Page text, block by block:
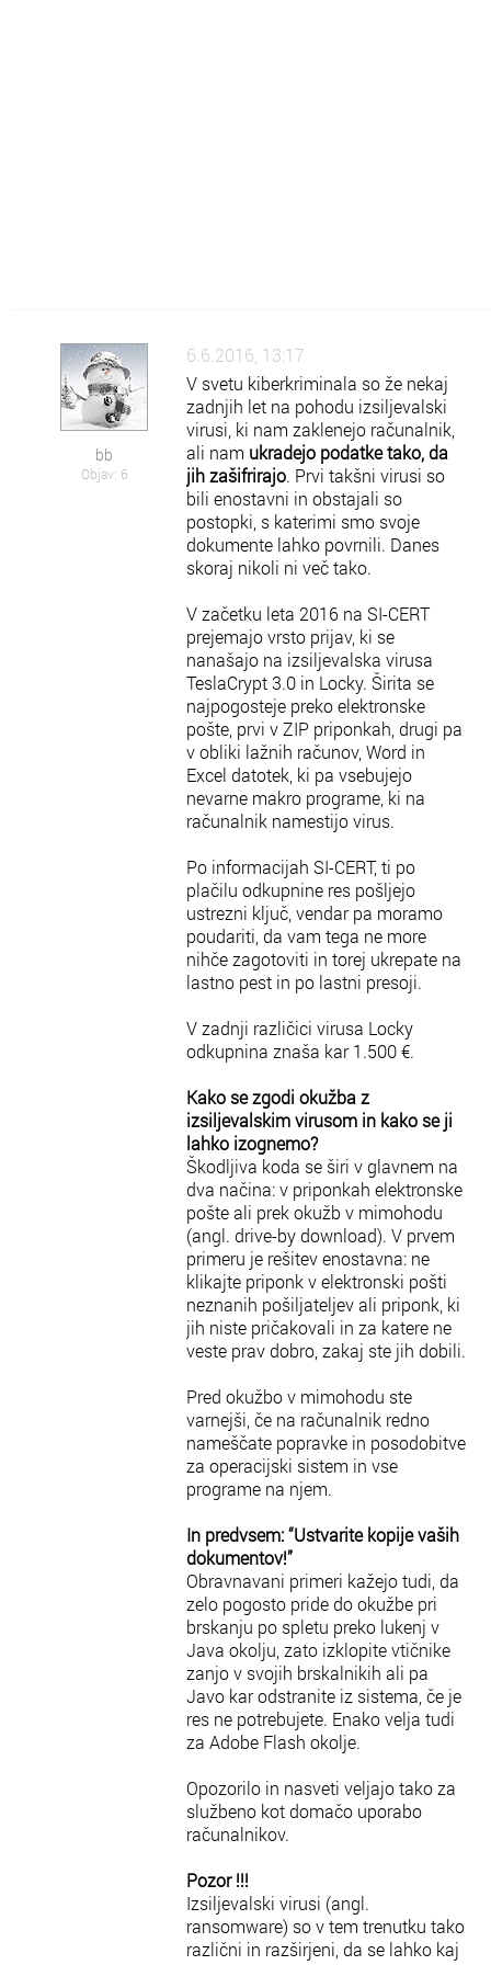
bb
Objav: 6
6.6.2016, 13:17
V svetu kiberkriminala so že nekaj
zadnjih let na pohodu izsiljevalski
virusi, ki nam zaklenejo računalnik,
ali nam ukradejo podatke tako, da
jih zašifrirajo. Prvi takšni virusi so
bili enostavni in obstajali so
postopki, s katerimi smo svoje
dokumente lahko povrnili. Danes
skoraj nikoli ni več tako.
V začetku leta 2016 na SI-CERT
prejemajo vrsto prijav, ki se
nanašajo na izsiljevalska virusa
TeslaCrypt 3.0 in Locky. Širita se
najpogosteje preko elektronske
pošte, prvi v ZIP priponkah, drugi pa
v obliki lažnih računov, Word in
Excel datotek, ki pa vsebujejo
nevarne makro programe, ki na
računalnik namestijo virus.
Po informacijah SI-CERT, ti po
plačilu odkupnine res pošljejo
ustrezni ključ, vendar pa moramo
poudariti, da vam tega ne more
nihče zagotoviti in torej ukrepate na
lastno pest in po lastni presoji.
V zadnji različici virusa Locky
odkupnina znaša kar 1.500 €.
Kako se zgodi okužba z
izsiljevalskim virusom in kako se ji
lahko izognemo?
Škodljiva koda se širi v glavnem na
dva načina: v priponkah elektronske
pošte ali prek okužb v mimohodu
(angl. drive-by download). V prvem
primeru je rešitev enostavna: ne
klikajte priponk v elektronski pošti
neznanih pošiljateljev ali priponk, ki
jih niste pričakovali in za katere ne
veste prav dobro, zakaj ste jih dobili.
Pred okužbo v mimohodu ste
varnejši, če na računalnik redno
nameščate popravke in posodobitve
za operacijski sistem in vse
programe na njem.
In predvsem: “Ustvarite kopije vaših
dokumentov!”
Obravnavani primeri kažejo tudi, da
zelo pogosto pride do okužbe pri
brskanju po spletu preko lukenj v
Java okolju, zato izklopite vtičnike
zanjo v svojih brskalnikih ali pa
Javo kar odstranite iz sistema, če je
res ne potrebujete. Enako velja tudi
za Adobe Flash okolje.
Opozorilo in nasveti veljajo tako za
službeno kot domačo uporabo
računalnikov.
Pozor !!!
Izsiljevalski virusi (angl.
ransomware) so v tem trenutku tako
različni in razširjeni, da se lahko kaj